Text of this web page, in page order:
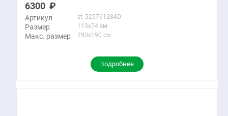
6300
Артикул st_525761284D
Размер 113x74 см
Макс. размер 290x190 см
подробнее